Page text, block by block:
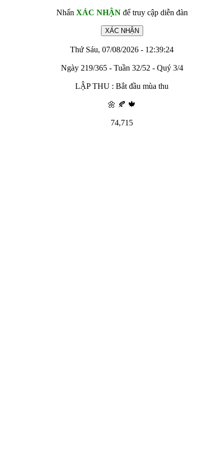
Nhấn XÁC NHẬNđể truy cập diễn đàn
Thứ Sáu, 07/08/2026 - 12:39:24
Ngày 219/365 - Tuần 32/52 - Quý 3/4
LẬP THU : Bắt đầu mùa thu
🌼 🍂 🍁
74,715